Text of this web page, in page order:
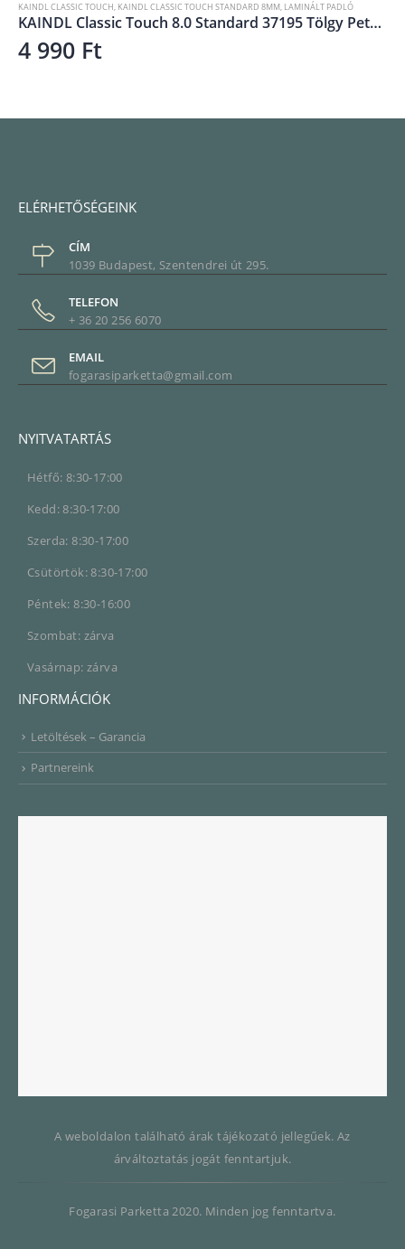
KRONOTEX EXQUISIT PLUS,KRONOTEX LAMINÁLT PARKETTA,LAMINÁLT PADLÓ
KRONOTEX Exquisit Plus Gala Oak Brown D4784
7 890Ft
ELÉRHETŐSÉGEINK
CÍM
1039 Budapest, Szentendrei út 295.
TELEFON
+ 36 20 256 6070
EMAIL
fogarasiparketta@gmail.com
NYITVATARTÁS
Hétfő: 8:30-17:00
Kedd: 8:30-17:00
Szerda: 8:30-17:00
Csütörtök: 8:30-17:00
Péntek: 8:30-16:00
Szombat: zárva
Vasárnap: zárva
INFORMÁCIÓK
Letöltések – Garancia
Partnereink
A weboldalon található árak tájékozató jellegűek. Az
árváltoztatás jogát fenntartjuk.
Fogarasi Parketta 2020. Minden jog fenntartva.